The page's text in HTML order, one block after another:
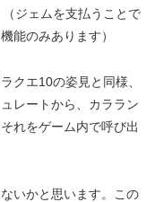
ジェムを支払うことで
能のみあります）
クエ10の姿見と同様、
レートから、カララン
れをゲーム内で呼び出
いかと思います。この